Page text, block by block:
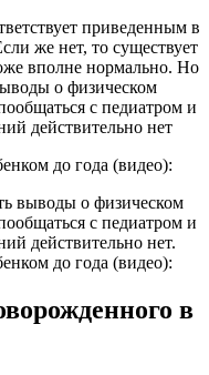
приведенным в
же нет, то существует
вполне нормально. Но
о физическом
с педиатром и
действительно нет
до года (видео):
выводы о физическом
с педиатром и
действительно нет.
до года (видео):
в